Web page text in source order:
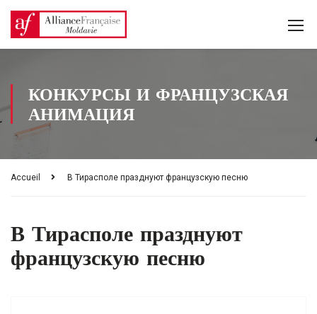
КОНКУРСЫ И ФРАНЦУЗСКАЯ
АНИМАЦИЯ
Accueil В Тирасполе празднуют французскую песню
В Тирасполе празднуют
французскую песню